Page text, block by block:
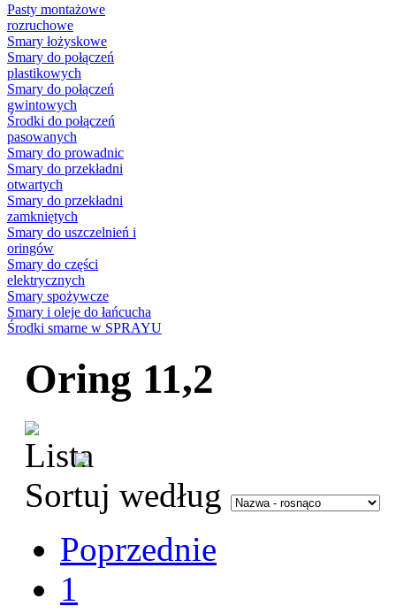
Pasty montażowe
rozruchowe
Smary łożyskowe
Smary do połączeń
plastikowych
Smary do połączeń
gwintowych
Środki do połączeń
pasowanych
Smary do prowadnic
Smary do przekładni
otwartych
Smary do przekładni
zamkniętych
Smary do uszczelnień i
oringów
Smary do części
elektrycznych
Smary spożywcze
Smary i oleje do łańcucha
Środki smarne w SPRAYU
Oring 11,2
Sortuj według
Poprzednie
1